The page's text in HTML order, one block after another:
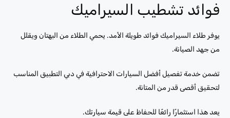
فوائد تشطيب السيراميك
يوفر طلاء السيراميك فوائد طويلة الأمد. يحمي الطلاء من البهتان ويقلل
من جهد الصيانة.
تضمن خدمة تفصيل أفضل السيارات الاحترافية في دبي التطبيق المناسب
لتحقيق أقصى قدر من المتانة.
يعد هذا استثمارًا رائعًا للحفاظ على قيمة سيارتك.